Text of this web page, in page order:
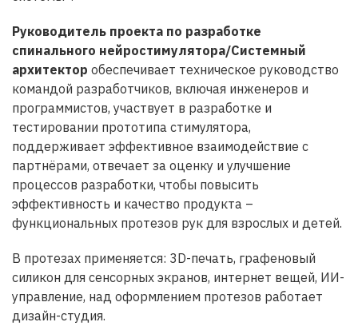
Руководитель проекта по разработке
спинального нейростимулятора/Системный
архитектор обеспечивает техническое руководство
командой разработчиков, включая инженеров и
программистов, участвует в разработке и
тестировании прототипа стимулятора,
поддерживает эффективное взаимодействие с
партнёрами, отвечает за оценку и улучшение
процессов разработки, чтобы повысить
эффективность и качество продукта –
функциональных протезов рук для взрослых и детей.
В протезах применяется: 3D-печать, графеновый
силикон для сенсорных экранов, интернет вещей, ИИ-
управление, над оформлением протезов работает
дизайн-студия.